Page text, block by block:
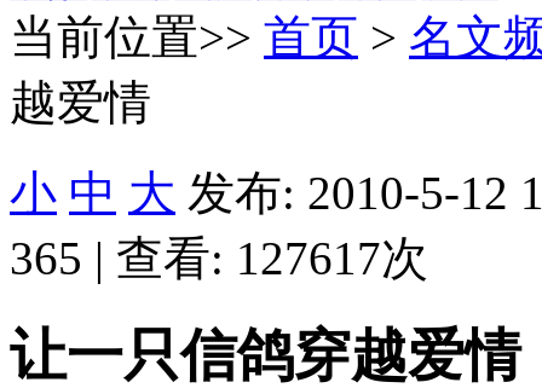
当前位置>> 首页 > 名文
越爱情
小 中 大 发布: 2010-5-12
365 | 查看: 127617次
让一只信鸽穿越爱情